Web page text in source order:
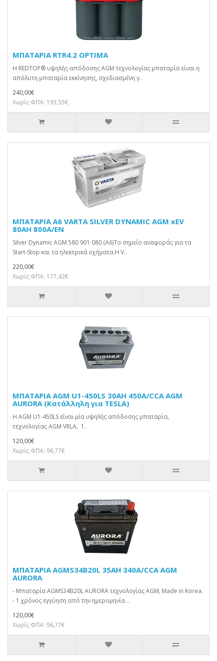
ΜΠΑΤΑΡΙΑ RTR4.2 OPTIMA
Η REDTOP® υψηλής-απόδοσης AGM τεχνολογίας μπαταρία είναι η
απόλυτη μπαταρία εκκίνησης, σχεδιασμένη γ..
240,00€
Χωρίς ΦΠΑ: 193,55€
ΜΠΑΤΑΡΙΑ A6 VARTA SILVER DYNAMIC AGM xEV
80AH 800A/EN
Silver Dynamic AGM 580 901 080 (A6)Το σημείο αναφοράς για τα
Start-Stop και τα ηλεκτρικά οχήματα.Η V..
220,00€
Χωρίς ΦΠΑ: 177,42€
ΜΠΑΤΑΡΙΑ AGM U1-450LS 30AH 450A/CCA AGM
AURORA (Κατάλληλη για TESLA)
Η AGM U1-450LS είναι μία υψηλής απόδοσης μπαταρία,
τεχνολογίας AGM VRLA, 1..
120,00€
Χωρίς ΦΠΑ: 96,77€
ΜΠΑΤΑΡΙΑ AGMS34B20L 35AH 340A/CCA AGM
AURORA
- Μπαταρία AGMS34B20L AURORA τεχνολογίας AGM, Made in Korea.
- 1 χρόνος εγγύηση από την ημερομηνία ..
120,00€
Χωρίς ΦΠΑ: 96,77€